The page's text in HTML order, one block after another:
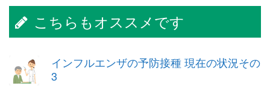
こちらもオススメです
インフルエンザの予防接種 現在の状況その
3